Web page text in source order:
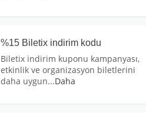
%15 Biletix indirim kodu
Biletix indirim kuponu kampanyası,
etkinlik ve organizasyon biletlerini
daha uygun...Daha